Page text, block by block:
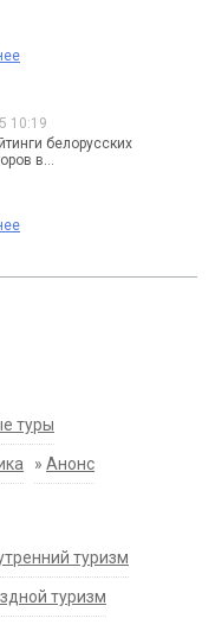
10:19
белорусских
в...
туры
» Анонс
туризм
туризм